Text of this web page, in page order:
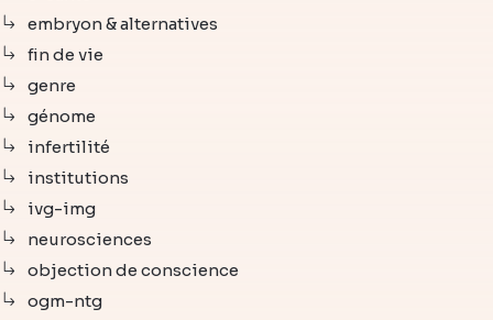
embryon & alternatives
fin de vie
genre
génome
infertilité
institutions
ivg-img
neurosciences
objection de conscience
ogm-ntg